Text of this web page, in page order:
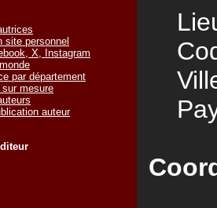
site personnel
X, Instagram
par département
mesure
auteur